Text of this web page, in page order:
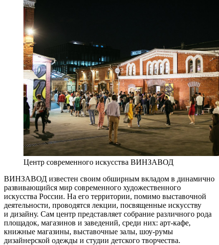
Центр современного искусства ВИНЗАВОД
ВИНЗАВОД известен своим обширным вкладом в динамично
развивающийся мир современного художественного
искусства России. На его территории, помимо выставочной
деятельности, проводятся лекции, посвященные искусству
и дизайну. Сам центр представляет собрание различного рода
площадок, магазинов и заведений, среди них: арт-кафе,
книжные магазины, выставочные залы, шоу-румы
дизайнерской одежды и студии детского творчества.